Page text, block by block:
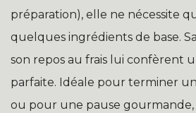
préparation), elle ne nécessite
quelques ingrédients de base.
son repos au frais lui confèrent
parfaite. Idéale pour terminer
ou pour une pause gourmande,